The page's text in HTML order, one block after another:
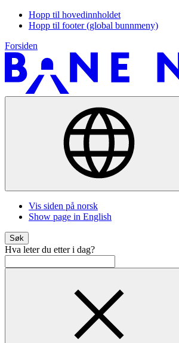
Hopp til hovedinnholdet
Hopp til footer (global bunnmeny)
Forsiden
Vis siden på norsk
Show page in English
Søk
Hva leter du etter i dag?